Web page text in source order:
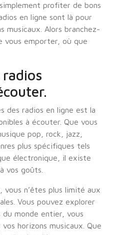
profiter de bons
en ligne sont là pour
musicaux. Alors branchez-
vous emporter, où que
des radios en ligne est la
à écouter. Que vous
pop, rock, jazz,
plus spécifiques tels
électronique, il existe
vos goûts.
vous n’êtes plus limité aux
Vous pouvez explorer
monde entier, vous
horizons musicaux. Que